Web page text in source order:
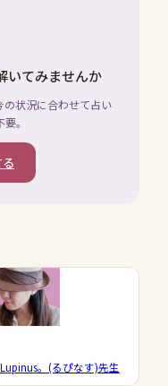
いてみませんか
の状況に合わせて占い
。
。(るぴなす)先生